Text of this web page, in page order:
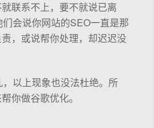
联系不上，要不就说已离
会说你网站的SEO一直是那
，或说帮你处理，却迟迟没
以上现象也没法杜绝。所
你做谷歌优化。